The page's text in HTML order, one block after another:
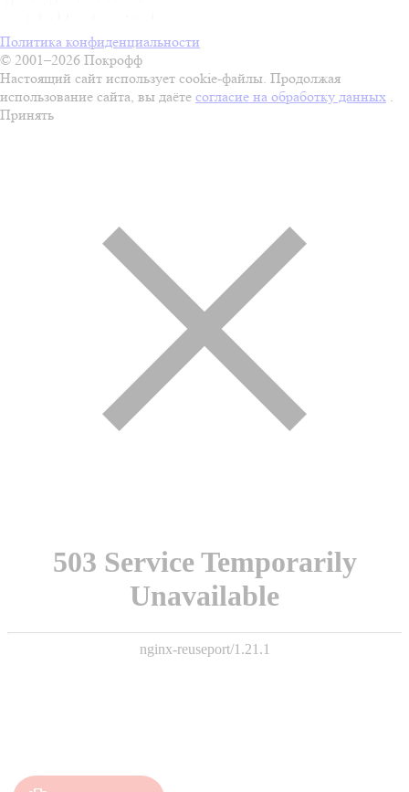
Политика конфиденциальности
© 2001–2026 Покрофф
Настоящий сайт использует cookie-файлы. Продолжая
использование сайта, вы даёте согласие на обработку данных .
Принять